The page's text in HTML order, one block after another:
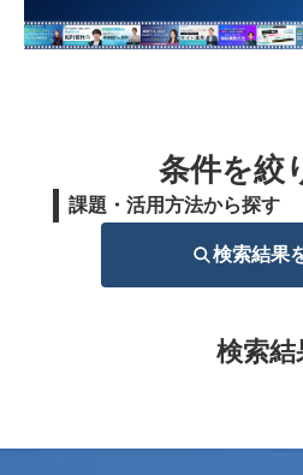
条件を絞
課題・活用方法から探す
検索結果
検索結